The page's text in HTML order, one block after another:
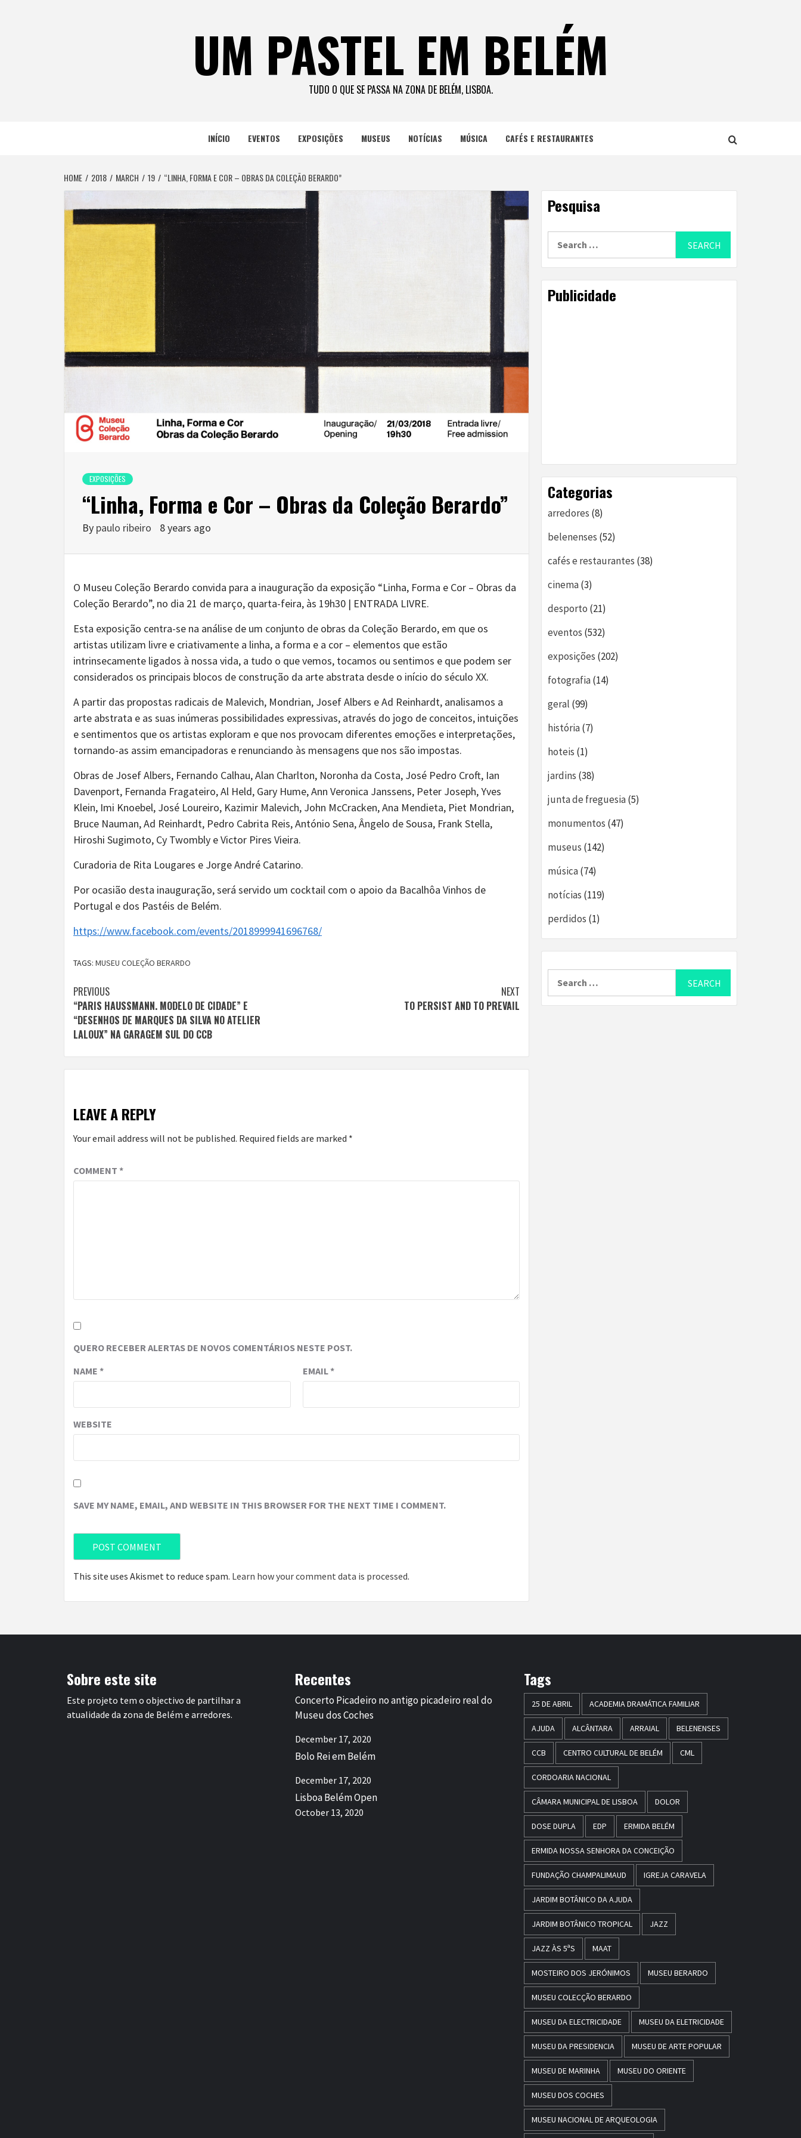
UM PASTEL EM BELÉM
TUDO O QUE SE PASSA NA ZONA DE BELÉM, LISBOA.
INÍCIO EVENTOS EXPOSIÇÕES MUSEUS NOTÍCIAS MÚSICA CAFÉS E RESTAURANTES
HOME 2018 MARCH 19 “LINHA, FORMA E COR – OBRAS DA COLEÇÃO BERARDO”
EXPOSIÇÕES
“Linha, Forma e Cor – Obras da Coleção Berardo”
By paulo ribeiro 8 years ago
O Museu Coleção Berardo convida para a inauguração da exposição “Linha, Forma e Cor – Obras da
Coleção Berardo”, no dia 21 de março, quarta-feira, às 19h30 | ENTRADA LIVRE.
Esta exposição centra-se na análise de um conjunto de obras da Coleção Berardo, em que os
artistas utilizam livre e criativamente a linha, a forma e a cor – elementos que estão
intrinsecamente ligados à nossa vida, a tudo o que vemos, tocamos ou sentimos e que podem ser
considerados os principais blocos de construção da arte abstrata desde o início do século XX.
A partir das propostas radicais de Malevich, Mondrian, Josef Albers e Ad Reinhardt, analisamos a
arte abstrata e as suas inúmeras possibilidades expressivas, através do jogo de conceitos, intuições
e sentimentos que os artistas exploram e que nos provocam diferentes emoções e interpretações,
tornando-as assim emancipadoras e renunciando às mensagens que nos são impostas.
Obras de Josef Albers, Fernando Calhau, Alan Charlton, Noronha da Costa, José Pedro Croft, Ian
Davenport, Fernanda Fragateiro, Al Held, Gary Hume, Ann Veronica Janssens, Peter Joseph, Yves
Klein, Imi Knoebel, José Loureiro, Kazimir Malevich, John McCracken, Ana Mendieta, Piet Mondrian,
Bruce Nauman, Ad Reinhardt, Pedro Cabrita Reis, António Sena, Ângelo de Sousa, Frank Stella,
Hiroshi Sugimoto, Cy Twombly e Victor Pires Vieira.
Curadoria de Rita Lougares e Jorge André Catarino.
Por ocasião desta inauguração, será servido um cocktail com o apoio da Bacalhôa Vinhos de
Portugal e dos Pastéis de Belém.
https://www.facebook.com/events/2018999941696768/
TAGS: MUSEU COLEÇÃO BERARDO
Continue
Reading
PREVIOUS
“PARIS HAUSSMANN. MODELO DE CIDADE” E
“DESENHOS DE MARQUES DA SILVA NO ATELIER
LALOUX” NA GARAGEM SUL DO CCB
NEXT
TO PERSIST AND TO PREVAIL
LEAVE A REPLY
Your email address will not be published. Required fields are marked *
COMMENT *
QUERO RECEBER ALERTAS DE NOVOS COMENTÁRIOS NESTE POST.
NAME * EMAIL*
WEBSITE
SAVE MY NAME, EMAIL, AND WEBSITE IN THIS BROWSER FOR THE NEXT TIME I COMMENT.
This site uses Akismet to reduce spam. Learn how your comment data is processed.
Pesquisa
Publicidade
Categorias
arredores (8)
belenenses (52)
cafés e restaurantes (38)
cinema(3)
desporto (21)
eventos (532)
exposições (202)
fotografia(14)
geral (99)
história(7)
hoteis (1)
jardins (38)
junta de freguesia(5)
monumentos (47)
museus (142)
música(74)
notícias (119)
perdidos (1)
Sobre este site
Este projeto tem o objectivo de partilhar a
atualidade da zona de Belém e arredores.
Recentes
Concerto Picadeiro no antigo picadeiro real do
Museu dos Coches
December 17, 2020
Bolo Rei em Belém
December 17, 2020
Lisboa Belém Open
October 13, 2020
Tags
25 DE ABRIL ACADEMIA DRAMÁTICA FAMILIAR
AJUDA ALCÂNTARA ARRAIAL BELENENSES
CCB CENTRO CULTURAL DE BELÉM CML
CORDOARIA NACIONAL
CÂMARA MUNICIPAL DE LISBOA DOLOR
DOSE DUPLA EDP ERMIDA BELÉM
ERMIDA NOSSA SENHORA DA CONCEIÇÃO
FUNDAÇÃO CHAMPALIMAUD IGREJA CARAVELA
JARDIM BOTÂNICO DA AJUDA
JARDIM BOTÂNICO TROPICAL JAZZ
JAZZ ÀS 5ªS MAAT
MOSTEIRO DOS JERÓNIMOS MUSEU BERARDO
MUSEU COLECÇÃO BERARDO
MUSEU DA ELECTRICIDADE MUSEU DA ELETRICIDADE
MUSEU DA PRESIDENCIA MUSEU DE ARTE POPULAR
MUSEU DE MARINHA MUSEU DO ORIENTE
MUSEU DOS COCHES
MUSEU NACIONAL DE ARQUEOLOGIA